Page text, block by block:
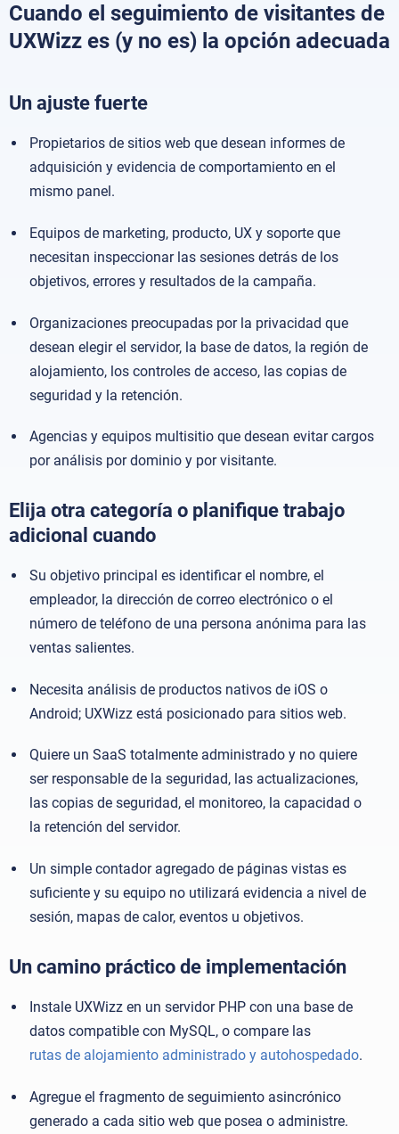
Cuando el seguimiento de visitantes de
UXWizz es (y no es) la opción adecuada
Un ajuste fuerte
Propietarios de sitios web que desean informes de
adquisición y evidencia de comportamiento en el
mismo panel.
Equipos de marketing, producto, UX y soporte que
necesitan inspeccionar las sesiones detrás de los
objetivos, errores y resultados de la campaña.
Organizaciones preocupadas por la privacidad que
desean elegir el servidor, la base de datos, la región de
alojamiento, los controles de acceso, las copias de
seguridad y la retención.
Agencias y equipos multisitio que desean evitar cargos
por análisis por dominio y por visitante.
Elija otra categoría o planifique trabajo
adicional cuando
Su objetivo principal es identificar el nombre, el
empleador, la dirección de correo electrónico o el
número de teléfono de una persona anónima para las
ventas salientes.
Necesita análisis de productos nativos de iOS o
Android; UXWizz está posicionado para sitios web.
Quiere un SaaS totalmente administrado y no quiere
ser responsable de la seguridad, las actualizaciones,
las copias de seguridad, el monitoreo, la capacidad o
la retención del servidor.
Un simple contador agregado de páginas vistas es
suficiente y su equipo no utilizará evidencia a nivel de
sesión, mapas de calor, eventos u objetivos.
Un camino práctico de implementación
Instale UXWizz en un servidor PHP con una base de
datos compatible con MySQL, o compare las
rutas de alojamiento administrado y autohospedado.
Agregue el fragmento de seguimiento asincrónico
generado a cada sitio web que posea o administre.